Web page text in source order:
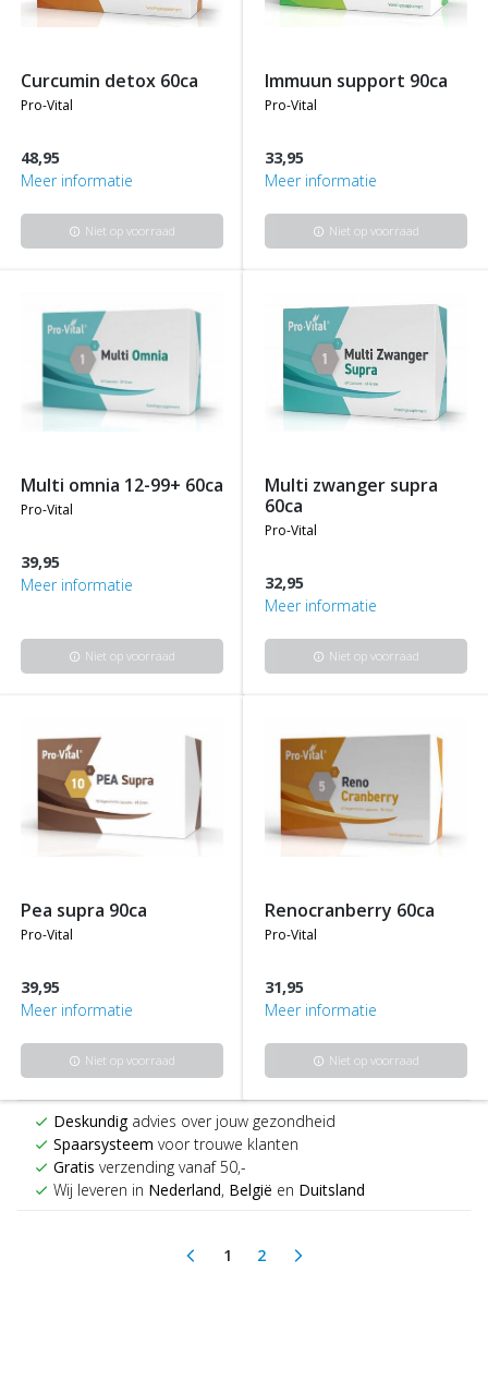
curcumin detox 60ca
pro-vital
48,95
Meer informatie
info Niet op voorraad
immuun support 90ca
pro-vital
33,95
Meer informatie
info Niet op voorraad
multi omnia 12-99+ 60ca
pro-vital
39,95
Meer informatie
info Niet op voorraad
multi zwanger supra
60ca
pro-vital
32,95
Meer informatie
info Niet op voorraad
pea supra 90ca
pro-vital
39,95
Meer informatie
info Niet op voorraad
renocranberry 60ca
pro-vital
31,95
Meer informatie
info Niet op voorraad
check Deskundigadvies over jouw gezondheid
check Spaarsysteem voor trouwe klanten
check Gratis verzending vanaf 50,-
check Wij leveren in Nederland, België en Duitsland
arrow_back_ios 1(current)
2 arrow_forward_ios